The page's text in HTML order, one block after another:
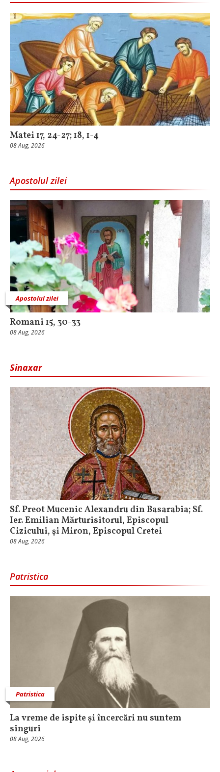
Matei 17, 24-27; 18, 1-4
08 Aug, 2026
Apostolul zilei
Apostolul zilei
Romani 15, 30-33
08 Aug, 2026
Sinaxar
Sf. Preot Mucenic Alexandru din Basarabia; Sf.
Ier. Emilian Mărturisitorul, Episcopul
Cizicului, şi Miron, Episcopul Cretei
08 Aug, 2026
Patristica
Patristica
La vreme de ispite și încercări nu suntem
singuri
08 Aug, 2026